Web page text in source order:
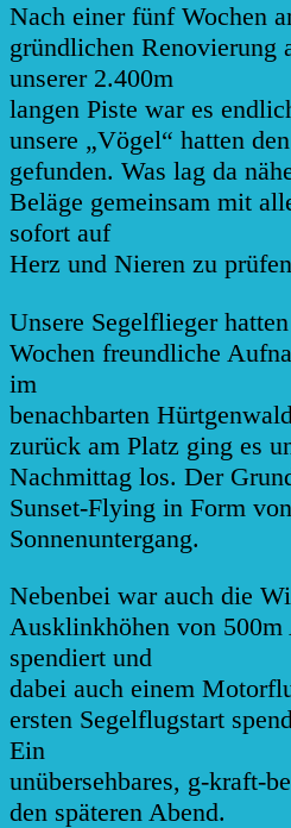
Nach einer fünf Wochen
gründlichen Renovierung
unserer 2.400m
langen Piste war es
unsere „Vögel“ hatten
gefunden. Was lag da
Beläge gemeinsam mit
sofort auf
Herz und Nieren zu
Unsere Segelflieger
Wochen freundliche
im
benachbarten
zurück am Platz ging es
Nachmittag los. Der
Sunset-Flying in Form
Sonnenuntergang.
Nebenbei war auch die
Ausklinkhöhen von
spendiert und
dabei auch einem
ersten Segelflugstart
Ein
unübersehbares, g-kraft-
den späteren Abend.